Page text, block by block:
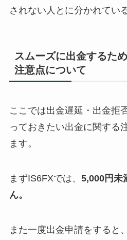
されない人とに分かれてい
スムーズに出金するた
注意点について
ここでは出金遅延・出金拒
っておきたい出金に関する
ます。
まずIS6FXでは、 5,000円未
ん。
また一度出金申請をすると、